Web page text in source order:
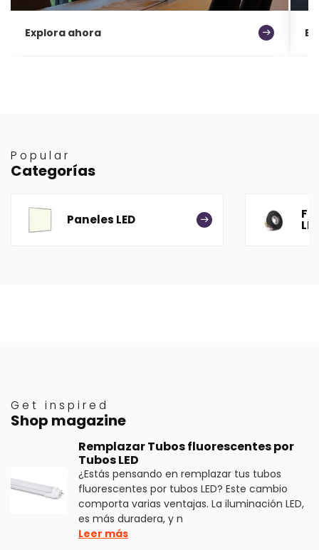
Explora ahora
Popular
Categorías
Paneles LED
Get inspired
Shop magazine
Remplazar Tubos fluorescentes por
Tubos LED
¿Estás pensando en remplazar tus tubos
fluorescentes por tubos LED? Este cambio
comporta varias ventajas. La iluminación LED,
es más duradera, y n
Leer más